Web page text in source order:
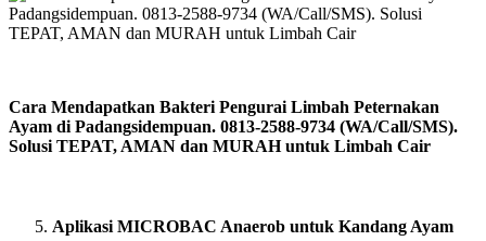
Cara Mendapatkan Bakteri Pengurai Limbah Peternakan
Ayam di Padangsidempuan. 0813-2588-9734 (WA/Call/SMS).
Solusi TEPAT, AMAN dan MURAH untuk Limbah Cair
Aplikasi MICROBAC Anaerob untuk Kandang Ayam